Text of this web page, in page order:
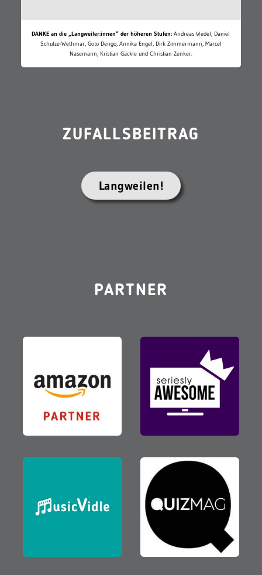
DANKE an die „Langweiler:innen“ der höheren Stufen: Andreas Wedel, Daniel
Schulze-Wethmar, Goto Dengo, Annika Engel, Dirk Zimmermann, Marcel
Nasemann, Kristian Gäckle und Christian Zenker.
ZUFALLSBEITRAG
Langweilen!
PARTNER